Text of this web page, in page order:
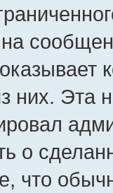
на
них. Эта
о
что